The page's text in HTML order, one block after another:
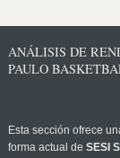
ANÁLISIS DE
PAULO
Esta sección ofrece
forma actual de SESI